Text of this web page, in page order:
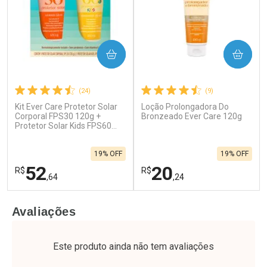
(24)
Kit Ever Care Protetor Solar
Corporal FPS30 120g +
Protetor Solar Kids FPS60
R$52,64
19% OFF
COMPRAR
Laboratório
Por Menos
(9)
Loção Prolongadora Do
Bronzeado Ever Care 120g
R$20,24
19% OFF
COMPRAR
Laboratório
Por Menos
Avaliações
Este produto ainda não tem avaliações